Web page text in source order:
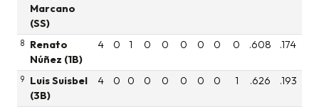
Marcano
(SS)
8
Renato
Núñez (1B)
4 0 1 0 0 0 0 0 0 .608 .174
9
Luis Suisbel
(3B)
4 0 0 0 0 0 0 0 1 .626 .193